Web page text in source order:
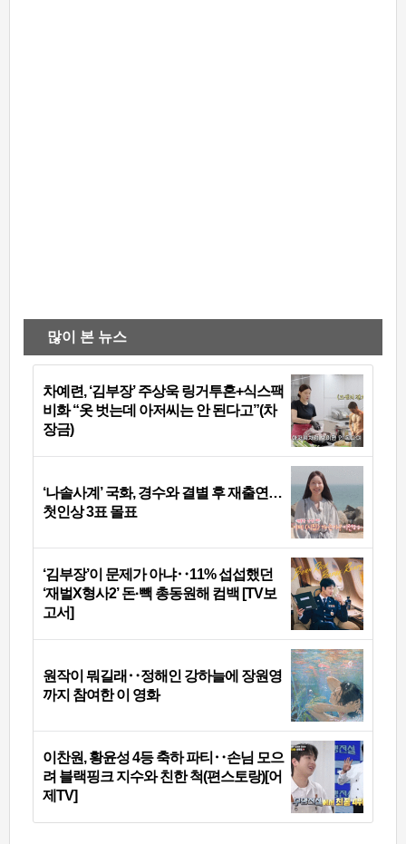
많이 본 뉴스
차예련, ‘김부장’ 주상욱 링거투혼+식스팩
비화 “옷 벗는데 아저씨는 안 된다고”(차
장금)
‘나솔사계’ 국화, 경수와 결별 후 재출연…
첫인상 3표 몰표
‘김부장’이 문제가 아냐‥11% 섭섭했던
‘재벌X형사2’ 돈·빽 총동원해 컴백 [TV보
고서]
원작이 뭐길래‥정해인 강하늘에 장원영
까지 참여한 이 영화
이찬원, 황윤성 4등 축하 파티‥손님 모으
려 블랙핑크 지수와 친한 척(편스토랑)[어
제TV]